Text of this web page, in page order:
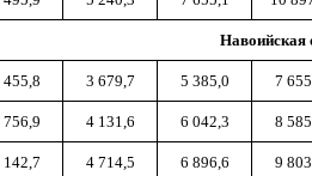
Навоийская
455,8 3 679,7 5 385,0 7
756,9 4 131,6 6 042,3 8
142,7 4 714,5 6 896,6 9